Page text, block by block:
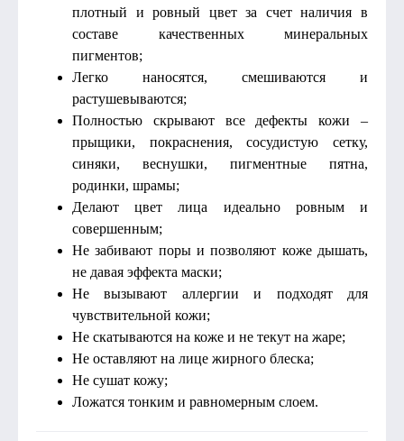
плотный и ровный цвет за счет наличия в
составе качественных минеральных
пигментов;
Легко наносятся, смешиваются и
растушевываются;
Полностью скрывают все дефекты кожи –
прыщики, покраснения, сосудистую сетку,
синяки, веснушки, пигментные пятна,
родинки, шрамы;
Делают цвет лица идеально ровным и
совершенным;
Не забивают поры и позволяют коже дышать,
не давая эффекта маски;
Не вызывают аллергии и подходят для
чувствительной кожи;
Не скатываются на коже и не текут на жаре;
Не оставляют на лице жирного блеска;
Не сушат кожу;
Ложатся тонким и равномерным слоем.